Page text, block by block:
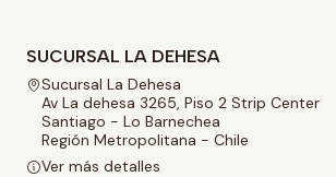
SUCURSAL LA DEHESA
Sucursal La Dehesa
Av La dehesa 3265, Piso 2 Strip Center
Santiago - Lo Barnechea
Región Metropolitana - Chile
Ver más detalles